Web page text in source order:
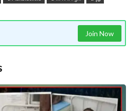
Join Now